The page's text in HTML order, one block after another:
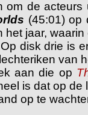
om de
(45:01) op
jaar,
disk drie is
van
aan die op
is dat op
op te